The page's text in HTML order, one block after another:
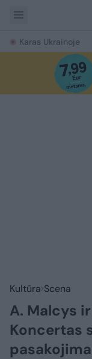
Karas Ukrainoje
Kultūra Scena
A. Malcys
Koncertas